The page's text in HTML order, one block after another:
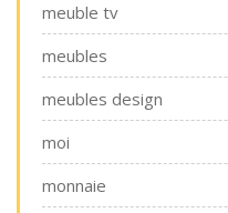
meuble tv
meubles
meubles design
moi
monnaie